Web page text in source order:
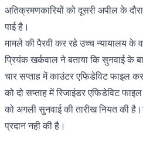
अतिक्रमणकारियों को दूसरी अपील के
पाई है।
मामले की पैरवी कर रहे उच्च न्यायालय
प्रियंक खर्कवाल ने बताया कि सुनवाई के
चार सप्ताह में काउंटर एफिडेविट फाइल
को दो सप्ताह में रिजाइंडर एफिडेविट
को अगली सुनवाई की तारीख नियत की
प्रदान नही की है।